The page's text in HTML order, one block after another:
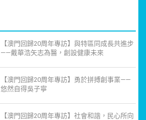
【澳門回歸20周年專訪】與特區同成長共進步
——戴華浩矢志為醫，創設健康未來
【澳門回歸20周年專訪】勇於拼搏創事業——
悠然自得吳子寧
【澳門回歸20周年專訪】社會和諧，民心所向